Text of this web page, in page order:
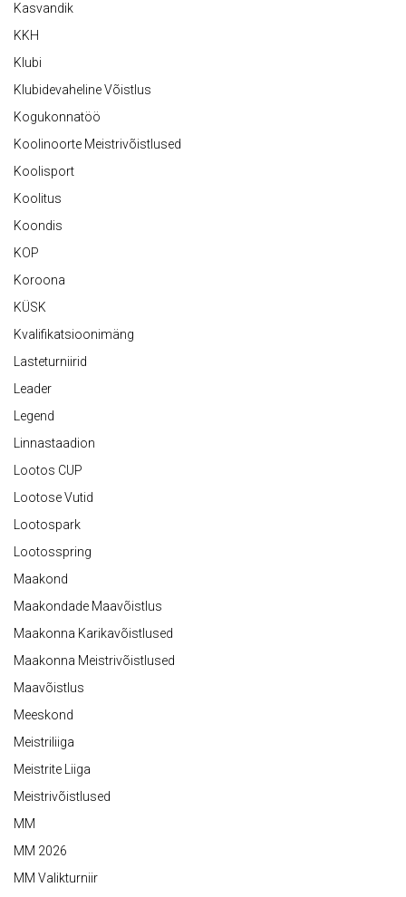
Kasvandik
KKH
Klubi
Klubidevaheline Võistlus
Kogukonnatöö
Koolinoorte Meistrivõistlused
Koolisport
Koolitus
Koondis
KOP
Koroona
KÜSK
Kvalifikatsioonimäng
Lasteturniirid
Leader
Legend
Linnastaadion
Lootos CUP
Lootose Vutid
Lootospark
Lootosspring
Maakond
Maakondade Maavõistlus
Maakonna Karikavõistlused
Maakonna Meistrivõistlused
Maavõistlus
Meeskond
Meistriliiga
Meistrite Liiga
Meistrivõistlused
MM
MM 2026
MM Valikturniir